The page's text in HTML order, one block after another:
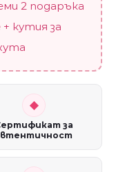
2 подаръка
кутия за
за